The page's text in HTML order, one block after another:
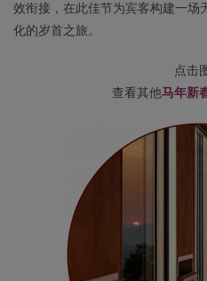
效衔接，在此佳节为宾客构建一场
化的岁首之旅。
点击
查看其他马年新